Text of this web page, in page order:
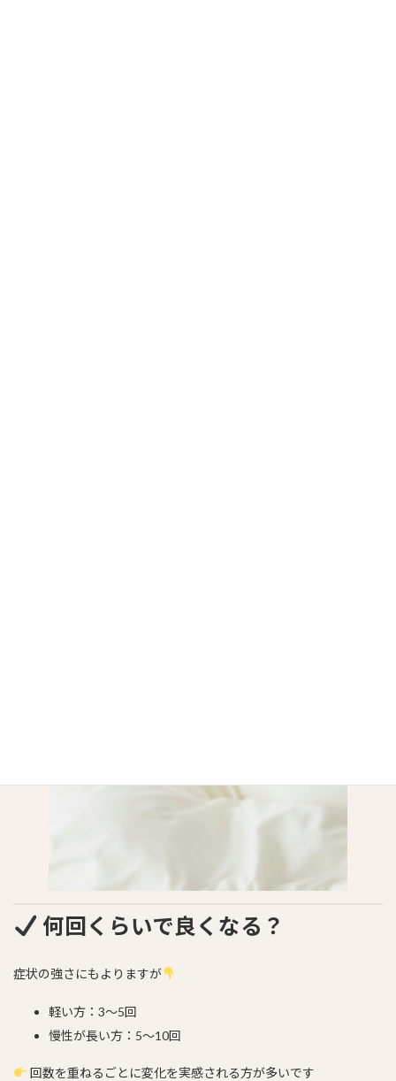
何回くらいで良くなる？
症状の強さにもよりますが
軽い方：3〜5回
慢性が長い方：5〜10回
回数を重ねるごとに変化を実感される方が多いです